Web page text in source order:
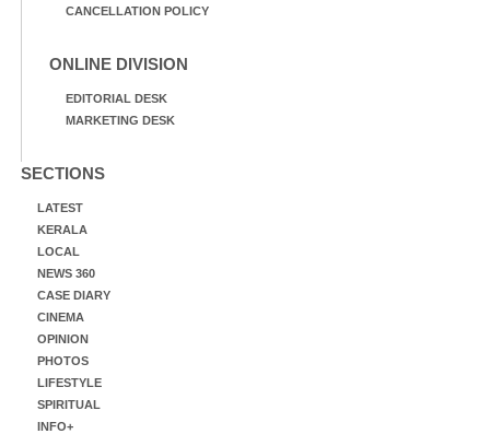
CANCELLATION POLICY
ONLINE DIVISION
EDITORIAL DESK
MARKETING DESK
SECTIONS
LATEST
KERALA
LOCAL
NEWS 360
CASE DIARY
CINEMA
OPINION
PHOTOS
LIFESTYLE
SPIRITUAL
INFO+